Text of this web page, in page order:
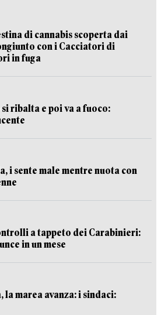
di cannabis scoperta dai
con i Cacciatori di
in fuga
si ribalta e poi va a fuoco:
i sente male mentre nuota con
a tappeto dei Carabinieri:
in un mese
la marea avanza: i sindaci: